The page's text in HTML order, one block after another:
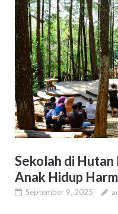
Sekolah di
Anak Hidup
September 9, 2025